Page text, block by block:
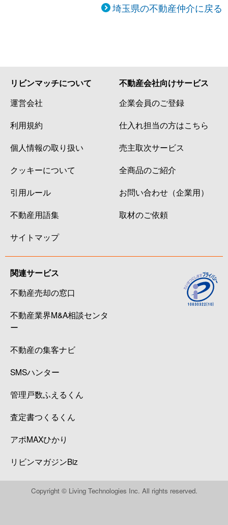
埼玉県の不動産仲介に戻る
リビンマッチについて
運営会社
利用規約
個人情報の取り扱い
クッキーについて
引用ルール
不動産用語集
サイトマップ
不動産会社向けサービス
企業会員のご登録
仕入れ担当の方はこちら
売主取次サービス
全商品のご紹介
お問い合わせ（企業用）
取材のご依頼
関連サービス
不動産売却の窓口
不動産業界M&A相談センタ
ー
不動産の集客ナビ
SMSハンター
管理戸数ふえるくん
査定書つくるくん
アポMAXひかり
リビンマガジンBiz
Copyright © Living Technologies Inc. All rights reserved.